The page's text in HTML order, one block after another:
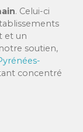
. Celui-ci
et un
soutien,
concentré